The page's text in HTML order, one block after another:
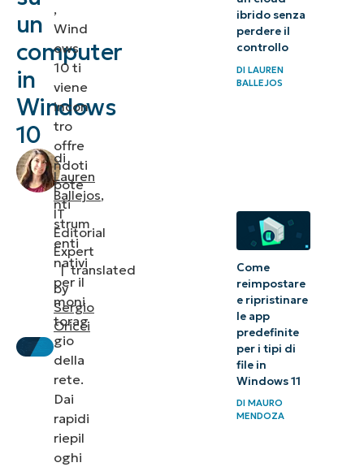
un
computer
in
Windows
10
di
Lauren
Ballejos,
IT
Editorial
Expert
|translated
by
Sergio
Oricci
dei dati
Windows
avanzati
Applicazioni
dei dati di
utilizzo in
ambiente
,
Wind
ows
10 ti
viene
incon
tro
offre
ndoti
pote
nti
strum
enti
nativi
per il
moni
torag
gio
della
rete.
Dai
rapidi
riepil
oghi
ibrido senza
perdere il
controllo
DILAUREN
BALLEJOS
Come
reimpostare
e ripristinare
le app
predefinite
per i tipi di
file in
Windows 11
DIMAURO
MENDOZA